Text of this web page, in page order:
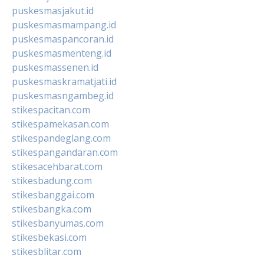
puskesmasjakut.id
puskesmasmampang.id
puskesmaspancoran.id
puskesmasmenteng.id
puskesmassenen.id
puskesmaskramatjati.id
puskesmasngambeg.id
stikespacitan.com
stikespamekasan.com
stikespandeglang.com
stikespangandaran.com
stikesacehbarat.com
stikesbadung.com
stikesbanggai.com
stikesbangka.com
stikesbanyumas.com
stikesbekasi.com
stikesblitar.com